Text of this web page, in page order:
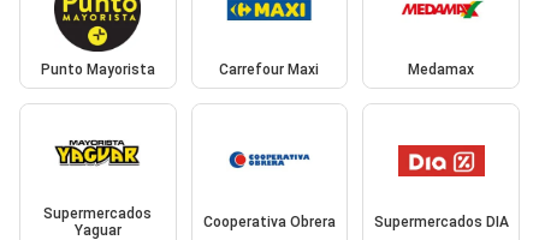
Punto Mayorista Carrefour Maxi Medamax
Supermercados
Yaguar
Cooperativa Obrera Supermercados DIA